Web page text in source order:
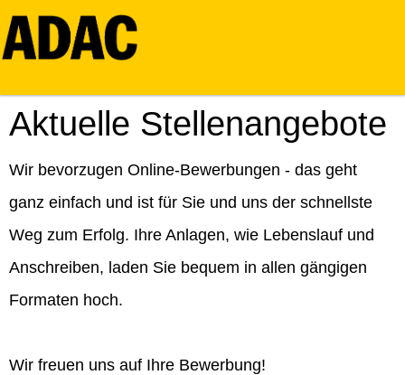
Aktuelle Stellenangebote
Wir bevorzugen Online-Bewerbungen - das geht
ganz einfach und ist für Sie und uns der schnellste
Weg zum Erfolg. Ihre Anlagen, wie Lebenslauf und
Anschreiben, laden Sie bequem in allen gängigen
Formaten hoch.
Wir freuen uns auf Ihre Bewerbung!